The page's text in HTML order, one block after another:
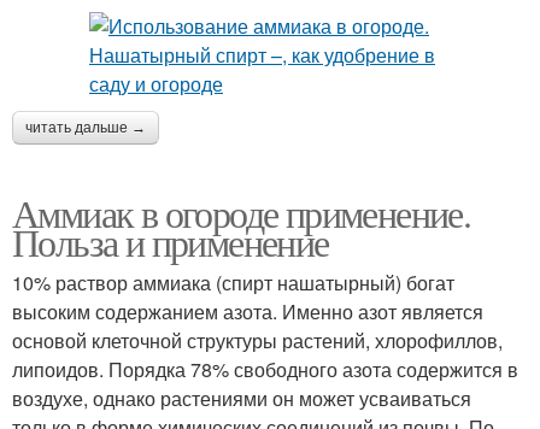
читать дальше →
Аммиак в огороде применение.
Польза и применение
10% раствор аммиака (спирт нашатырный) богат
высоким содержанием азота. Именно азот является
основой клеточной структуры растений, хлорофиллов,
липоидов. Порядка 78% свободного азота содержится в
воздухе, однако растениями он может усваиваться